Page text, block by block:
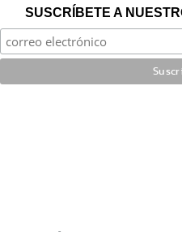
SUSCRÍBETE A